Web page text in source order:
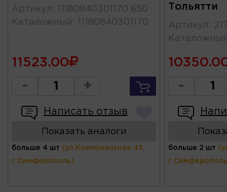
Артикул :
11180840301170 650
Каталожный : 11180840301170
11523.00
- +
Написать отзыв
Показать аналоги
больше 4 шт (ул.Коммунальная 43,
г.Симферополь)
Тольятти
Артикул :
-
больше 2 шт